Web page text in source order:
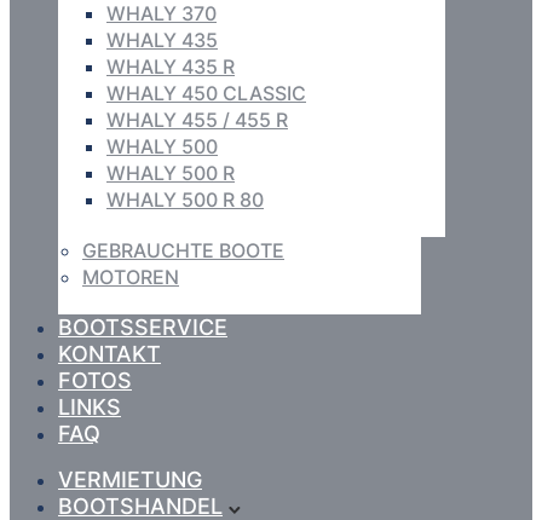
WHALY 370
WHALY 435
WHALY 435 R
WHALY 450 CLASSIC
WHALY 455 / 455 R
WHALY 500
WHALY 500 R
WHALY 500 R 80
GEBRAUCHTE BOOTE
MOTOREN
BOOTSSERVICE
KONTAKT
FOTOS
LINKS
FAQ
VERMIETUNG
BOOTSHANDEL